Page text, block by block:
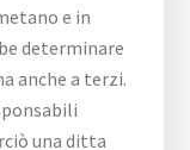
e in
determinare
anche a terzi.
una ditta